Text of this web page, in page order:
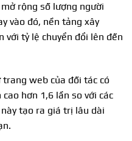
rộng số lượng người
vào đó, nền tảng xây
tỷ lệ chuyển đổi lên đến
web của đối tác có
hơn 1,6 lần so với các
tạo ra giá trị lâu dài